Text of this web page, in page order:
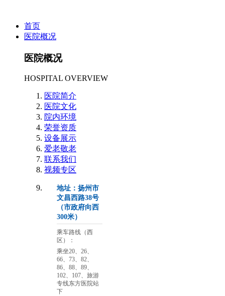
首页
医院概况
医院概况
HOSPITAL OVERVIEW
医院简介
医院文化
院内环境
荣誉资质
设备展示
爱老敬老
联系我们
视频专区
地址：扬州市
文昌西路38号
（市政府向西
300米）
乘车路线（西
区）：
乘坐20、26、
66、73、82、
86、88、89、
102、107、旅游
专线东方医院站
下